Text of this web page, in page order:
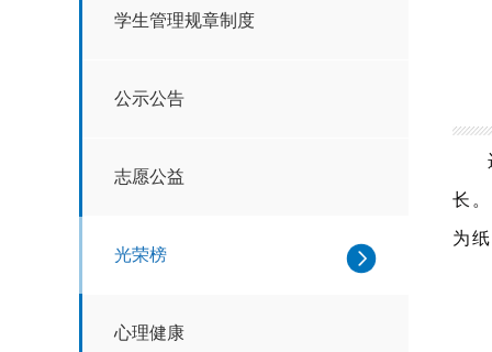
学生管理规章制度
公示公告
志愿公益
光荣榜
心理健康
长
为